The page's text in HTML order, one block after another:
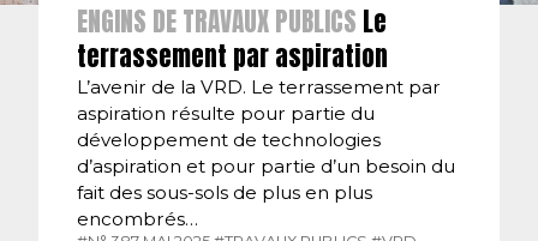
ENGINS DE TRAVAUX PUBLICS Le
terrassement par aspiration
L’avenir de la VRD. Le terrassement par
aspiration résulte pour partie du
développement de technologies
d’aspiration et pour partie d’un besoin du
fait des sous-sols de plus en plus
encombrés…